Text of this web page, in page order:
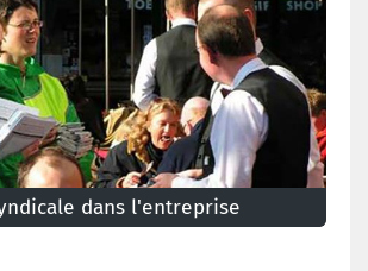
dans l'entreprise